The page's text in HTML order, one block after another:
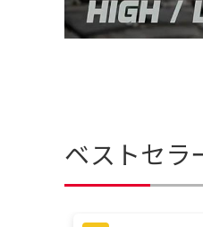
ベストセラ